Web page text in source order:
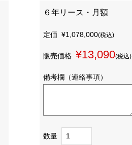
６年リース・月額
定価 ¥1,078,000(税込)
販売価格 ¥13,090(税込)
備考欄（連絡事項）
数量